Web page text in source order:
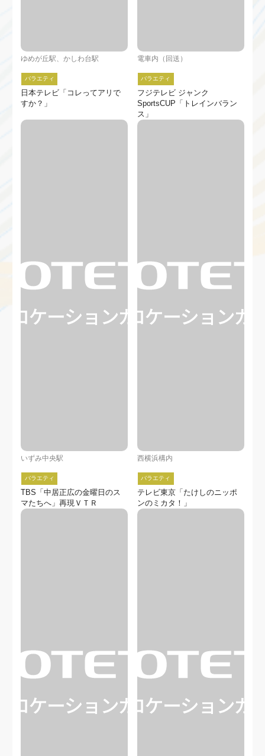
ゆめが丘駅、かしわ台駅
バラエティ
日本テレビ「コレってアリで
すか？」
電車内（回送）
バラエティ
フジテレビ ジャンク
SportsCUP「トレインバラン
ス」
いずみ中央駅
バラエティ
TBS「中居正広の金曜日のス
マたちへ」再現ＶＴＲ
西横浜構内
バラエティ
テレビ東京「たけしのニッポ
ンのミカタ！」